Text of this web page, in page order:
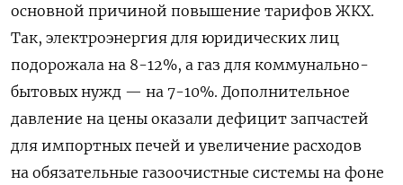
основной причиной повышение тарифов ЖКХ.
Так, электроэнергия для юридических лиц
подорожала на 8-12%, а газ для коммунально-
бытовых нужд — на 7-10%. Дополнительное
давление на цены оказали дефицит запчастей
для импортных печей и увеличение расходов
на обязательные газоочистные системы на фоне